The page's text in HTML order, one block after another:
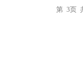
第 3页 共